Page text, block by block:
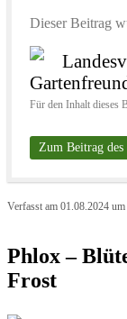
Dieser Beitrag
Für den Inhalt dieses
Zum Beitrag des
Verfasst am 01.08.2024
Phlox –
Frost